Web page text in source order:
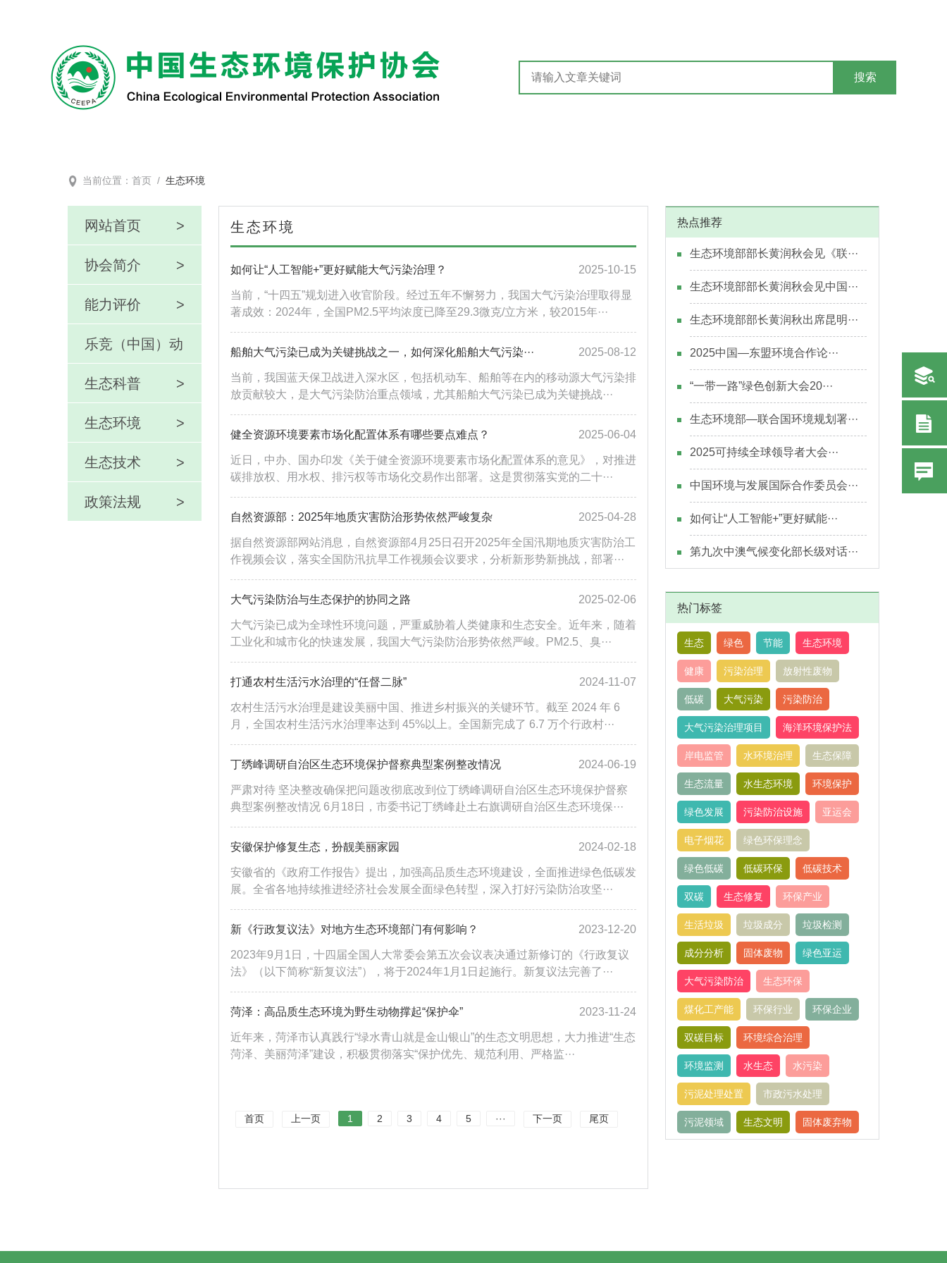
搜索
当前位置： 首页 / 生态环境
网站首页 >
协会简介 >
能力评价 >
乐竞（中国）动
态
>
生态科普 >
生态环境 >
生态技术 >
政策法规 >
生态环境
如何让“人工智能+”更好赋能大气污染治理？ 2025-10-15
当前，“十四五”规划进入收官阶段。经过五年不懈努力，我国大气污染治理取得显
著成效：2024年，全国PM2.5平均浓度已降至29.3微克/立方米，较2015年···
船舶大气污染已成为关键挑战之一，如何深化船舶大气污染··· 2025-08-12
当前，我国蓝天保卫战进入深水区，包括机动车、船舶等在内的移动源大气污染排
放贡献较大，是大气污染防治重点领域，尤其船舶大气污染已成为关键挑战···
健全资源环境要素市场化配置体系有哪些要点难点？ 2025-06-04
近日，中办、国办印发《关于健全资源环境要素市场化配置体系的意见》，对推进
碳排放权、用水权、排污权等市场化交易作出部署。这是贯彻落实党的二十···
自然资源部：2025年地质灾害防治形势依然严峻复杂 2025-04-28
据自然资源部网站消息，自然资源部4月25日召开2025年全国汛期地质灾害防治工
作视频会议，落实全国防汛抗旱工作视频会议要求，分析新形势新挑战，部署···
大气污染防治与生态保护的协同之路 2025-02-06
大气污染已成为全球性环境问题，严重威胁着人类健康和生态安全。近年来，随着
工业化和城市化的快速发展，我国大气污染防治形势依然严峻。PM2.5、臭···
打通农村生活污水治理的“任督二脉” 2024-11-07
农村生活污水治理是建设美丽中国、推进乡村振兴的关键环节。截至 2024 年 6
月，全国农村生活污水治理率达到 45%以上。全国新完成了 6.7 万个行政村···
丁绣峰调研自治区生态环境保护督察典型案例整改情况 2024-06-19
严肃对待 坚决整改确保把问题改彻底改到位丁绣峰调研自治区生态环境保护督察
典型案例整改情况 6月18日，市委书记丁绣峰赴土右旗调研自治区生态环境保···
安徽保护修复生态，扮靓美丽家园 2024-02-18
安徽省的《政府工作报告》提出，加强高品质生态环境建设，全面推进绿色低碳发
展。全省各地持续推进经济社会发展全面绿色转型，深入打好污染防治攻坚···
新《行政复议法》对地方生态环境部门有何影响？ 2023-12-20
2023年9月1日，十四届全国人大常委会第五次会议表决通过新修订的《行政复议
法》（以下简称“新复议法”），将于2024年1月1日起施行。新复议法完善了···
菏泽：高品质生态环境为野生动物撑起“保护伞” 2023-11-24
近年来，菏泽市认真践行“绿水青山就是金山银山”的生态文明思想，大力推进“生态
菏泽、美丽菏泽”建设，积极贯彻落实“保护优先、规范利用、严格监···
首页 上一页 1 2 3 4 5 ··· 下一页 尾页
热点推荐
生态环境部部长黄润秋会见《联···
生态环境部部长黄润秋会见中国···
生态环境部部长黄润秋出席昆明···
2025中国—东盟环境合作论···
“一带一路”绿色创新大会20···
生态环境部—联合国环境规划署···
2025可持续全球领导者大会···
中国环境与发展国际合作委员会···
如何让“人工智能+”更好赋能···
第九次中澳气候变化部长级对话···
热门标签
生态 绿色 节能 生态环境
健康 污染治理 放射性废物
低碳 大气污染 污染防治
大气污染治理项目 海洋环境保护法
岸电监管 水环境治理 生态保障
生态流量 水生态环境 环境保护
绿色发展 污染防治设施 亚运会
电子烟花 绿色环保理念
绿色低碳 低碳环保 低碳技术
双碳 生态修复 环保产业
生活垃圾 垃圾成分 垃圾检测
成分分析 固体废物 绿色亚运
大气污染防治 生态环保
煤化工产能 环保行业 环保企业
双碳目标 环境综合治理
环境监测 水生态 水污染
污泥处理处置 市政污水处理
污泥领域 生态文明 固体废弃物